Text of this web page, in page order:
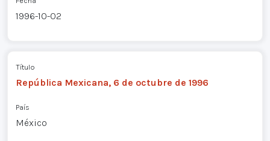
1996-10-02
Título
República Mexicana, 6 de octubre de 1996
País
México